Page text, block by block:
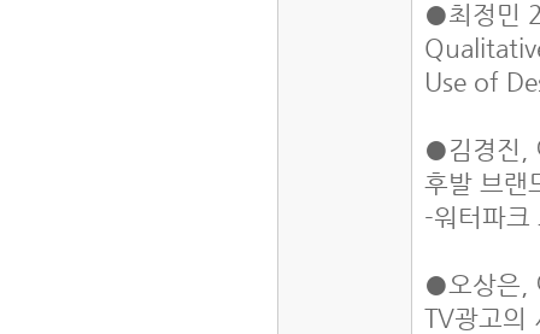
●최정민
Use of
●김경진,
후발 브랜
-워터파
●오상은,
TV광고의